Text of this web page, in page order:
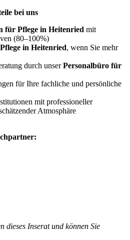
bei uns
für Pflege in Heitenried mit
(80–100%)
in Heitenried, wenn Sie mehr
durch unserPersonalbüro für
für Ihre fachliche und persönliche
mit professioneller
Atmosphäre
dieses Inserat und können Sie